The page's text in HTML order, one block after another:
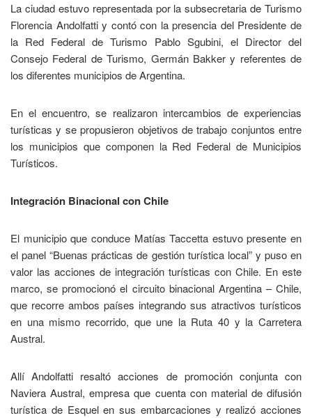
La ciudad estuvo representada por la subsecretaria de Turismo
Florencia Andolfatti y contó con la presencia del Presidente de
la Red Federal de Turismo Pablo Sgubini, el Director del
Consejo Federal de Turismo, Germán Bakker y referentes de
los diferentes municipios de Argentina.
En el encuentro, se realizaron intercambios de experiencias
turísticas y se propusieron objetivos de trabajo conjuntos entre
los municipios que componen la Red Federal de Municipios
Turísticos.
Integración Binacional con Chile
El municipio que conduce Matías Taccetta estuvo presente en
el panel “Buenas prácticas de gestión turística local” y puso en
valor las acciones de integración turísticas con Chile. En este
marco, se promocionó el circuito binacional Argentina – Chile,
que recorre ambos países integrando sus atractivos turísticos
en una mismo recorrido, que une la Ruta 40 y la Carretera
Austral.
Allí Andolfatti resaltó acciones de promoción conjunta con
Naviera Austral, empresa que cuenta con material de difusión
turística de Esquel en sus embarcaciones y realizó acciones